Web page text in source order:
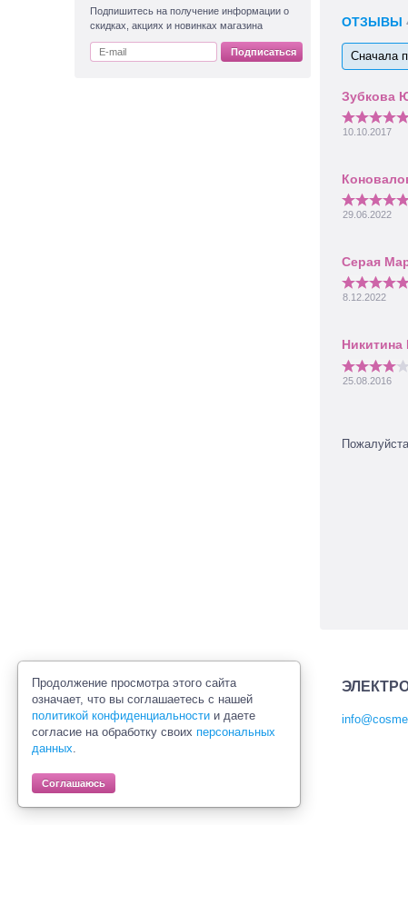
ОТЗЫВЫ
Сначала
10.10.2017
29.06.2022
8.12.2022
25.08.2016
Подпишитесь на получение информации о
скидках, акциях и новинках магазина
Подписаться
Политика конфиденциальности
данных
Продолжение просмотра этого сайта
означает, что вы соглашаетесь с нашей
политикой конфиденциальности и даете
согласие на обработку своих персональных
данных.
Соглашаюсь